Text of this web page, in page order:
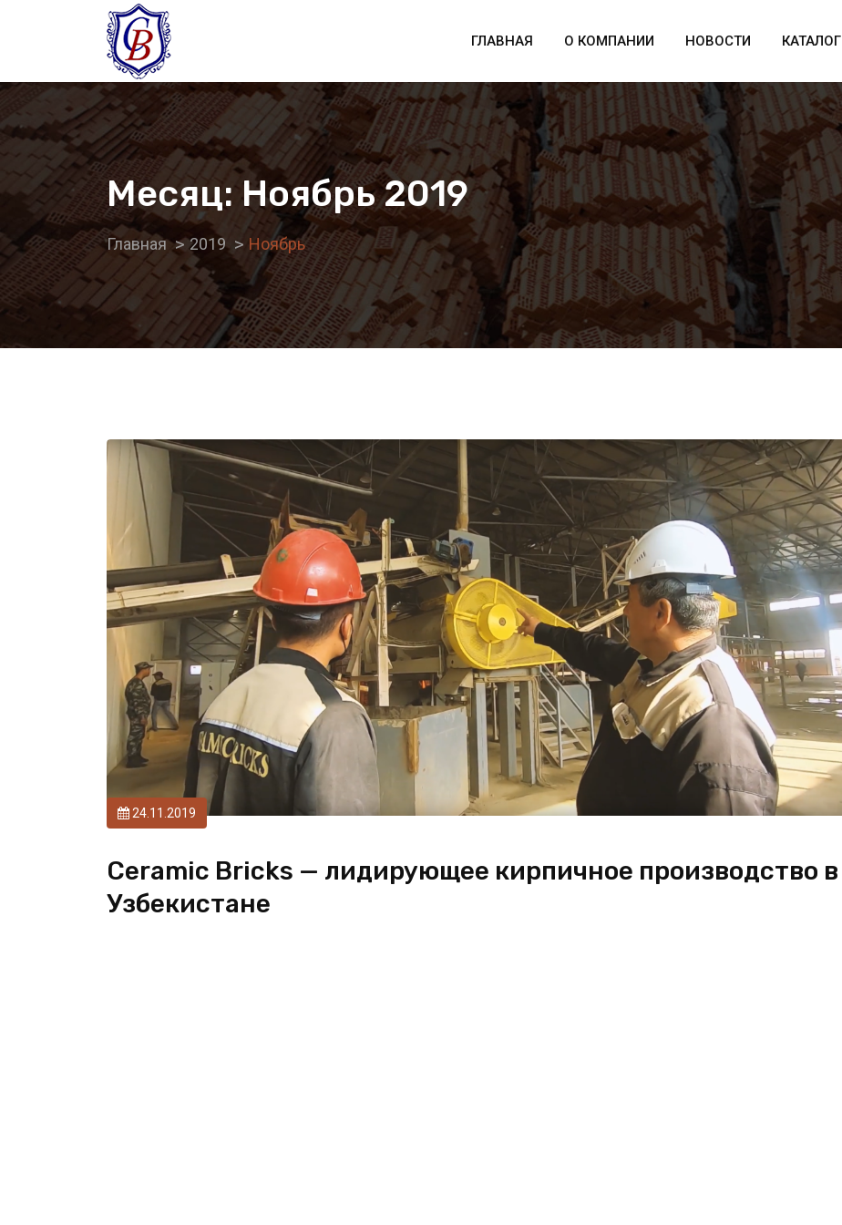
ГЛАВНАЯ О КОМПАНИИ НОВОСТИ КАТАЛОГ
Месяц:Ноябрь 2019
Главная 2019 Ноябрь
24.11.2019
Ceramic Bricks — лидирующее кирпичное производство в
Узбекистане